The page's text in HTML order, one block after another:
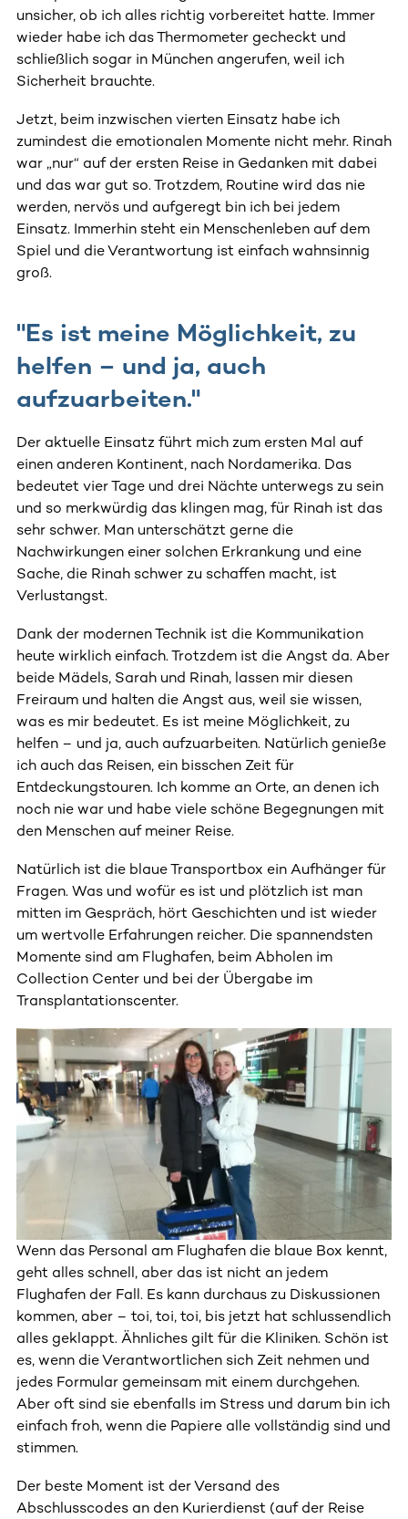
unsicher, ob ich alles richtig vorbereitet hatte. Immer
wieder habe ich das Thermometer gecheckt und
schließlich sogar in München angerufen, weil ich
Sicherheit brauchte.
Jetzt, beim inzwischen vierten Einsatz habe ich
zumindest die emotionalen Momente nicht mehr. Rinah
war „nur“ auf der ersten Reise in Gedanken mit dabei
und das war gut so. Trotzdem, Routine wird das nie
werden, nervös und aufgeregt bin ich bei jedem
Einsatz. Immerhin steht ein Menschenleben auf dem
Spiel und die Verantwortung ist einfach wahnsinnig
groß.
"Es ist meine Möglichkeit, zu
helfen – und ja, auch
aufzuarbeiten."
Der aktuelle Einsatz führt mich zum ersten Mal auf
einen anderen Kontinent, nach Nordamerika. Das
bedeutet vier Tage und drei Nächte unterwegs zu sein
und so merkwürdig das klingen mag, für Rinah ist das
sehr schwer. Man unterschätzt gerne die
Nachwirkungen einer solchen Erkrankung und eine
Sache, die Rinah schwer zu schaffen macht, ist
Verlustangst.
Dank der modernen Technik ist die Kommunikation
heute wirklich einfach. Trotzdem ist die Angst da. Aber
beide Mädels, Sarah und Rinah, lassen mir diesen
Freiraum und halten die Angst aus, weil sie wissen,
was es mir bedeutet. Es ist meine Möglichkeit, zu
helfen – und ja, auch aufzuarbeiten. Natürlich genieße
ich auch das Reisen, ein bisschen Zeit für
Entdeckungstouren. Ich komme an Orte, an denen ich
noch nie war und habe viele schöne Begegnungen mit
den Menschen auf meiner Reise.
Natürlich ist die blaue Transportbox ein Aufhänger für
Fragen. Was und wofür es ist und plötzlich ist man
mitten im Gespräch, hört Geschichten und ist wieder
um wertvolle Erfahrungen reicher. Die spannendsten
Momente sind am Flughafen, beim Abholen im
Collection Center und bei der Übergabe im
Transplantationscenter.
Wenn das Personal am Flughafen die blaue Box kennt,
geht alles schnell, aber das ist nicht an jedem
Flughafen der Fall. Es kann durchaus zu Diskussionen
kommen, aber – toi, toi, toi, bis jetzt hat schlussendlich
alles geklappt. Ähnliches gilt für die Kliniken. Schön ist
es, wenn die Verantwortlichen sich Zeit nehmen und
jedes Formular gemeinsam mit einem durchgehen.
Aber oft sind sie ebenfalls im Stress und darum bin ich
einfach froh, wenn die Papiere alle vollständig sind und
stimmen.
Der beste Moment ist der Versand des
Abschlusscodes an den Kurierdienst (auf der Reise